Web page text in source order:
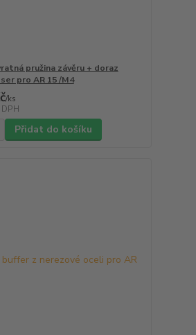
pružina závěru + doraz
pro AR 15 /M4
/ks
Přidat do košíku